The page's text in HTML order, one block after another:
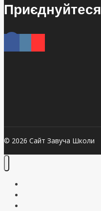
Приєднуйтеся
© 2026 Сайт Завуча Школи